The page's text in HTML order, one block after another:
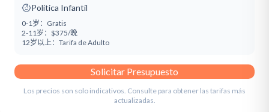
Política Infantil
0-1岁： Gratis
2-11岁： $375/晚
12岁以上： Tarifa de Adulto
Solicitar Presupuesto
Los precios son solo indicativos. Consulte para obtener las tarifas más
actualizadas.